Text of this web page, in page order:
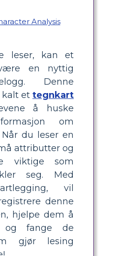
leser, kan et
en nyttig
Denne
kalt et tegnkart
å huske
om
du leser en
attributter og
viktige som
seg. Med
vil
denne
hjelpe dem å
og fange de
gjør lesing